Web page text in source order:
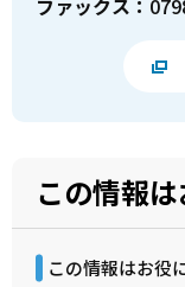
ファックス：
この情報
この情報はお役